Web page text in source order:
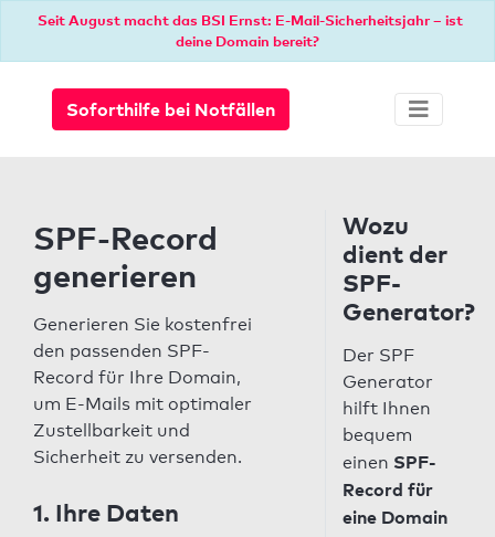
Seit August macht das BSI Ernst: E-Mail-Sicherheitsjahr – ist
deine Domain bereit?
Soforthilfe bei Notfällen
SPF-Record
generieren
Generieren Sie kostenfrei
den passenden SPF-
Record für Ihre Domain,
um E-Mails mit optimaler
Zustellbarkeit und
Sicherheit zu versenden.
1. Ihre Daten
Wozu
dient der
SPF-
Generator?
Der SPF
Generator
hilft Ihnen
bequem
einen SPF-
Record für
eine Domain